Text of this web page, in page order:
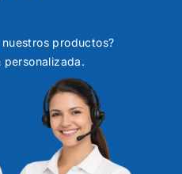
productos?
personalizada.